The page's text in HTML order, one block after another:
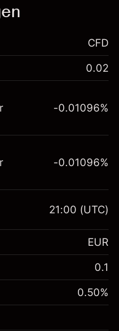
das CFD-
CFD
0.02
€1,000.00
(-€21.92)
-0.01096%
€1,000.00
-0.01096%
21:00 (UTC)
EUR
0.1
0.50%